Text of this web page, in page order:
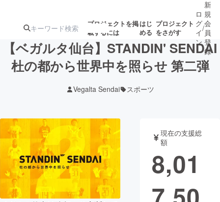
プロジェクトを掲
載するには
はじ
める
プロジェクト
をさがす
ジェクト
ロジェクト
アート・写真 音楽
テクノロジー・ガジェット ゲーム・サ
映像・映画
ロ
グ
イ
ン
/
新
規
会
員
登
録
【ベガルタ仙台】STANDIN' SENDAI
杜の都から世界中を照らせ 第二弾
Vegalta Sendai スポーツ
現在の支援総
額
8,01